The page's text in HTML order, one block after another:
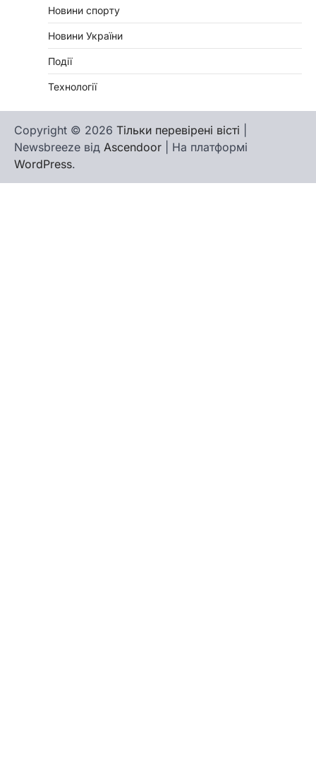
Новини спорту
Новини України
Події
Технології
Copyright © 2026 Тільки перевірені вісті
Newsbreeze від Ascendoor | На платформі
WordPress.